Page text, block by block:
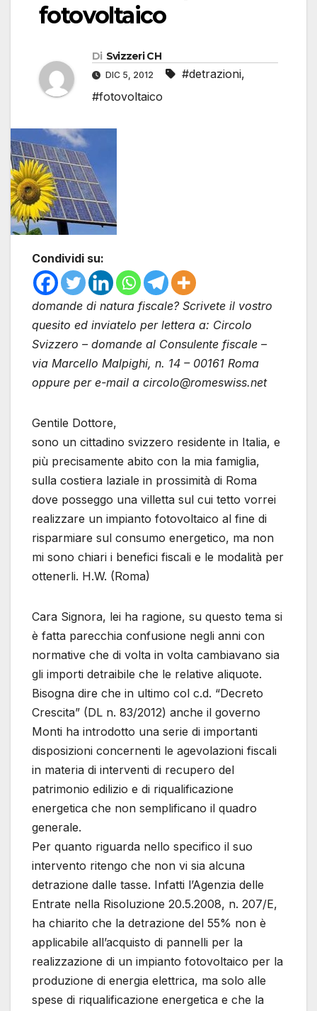
fotovoltaico
Di Svizzeri CH
DIC 5, 2012 #detrazioni,
#fotovoltaico
Condividi su:
domande di natura fiscale? Scrivete il vostro
quesito ed inviatelo per lettera a: Circolo
Svizzero – domande al Consulente fiscale –
via Marcello Malpighi, n. 14 – 00161 Roma
oppure per e-mail a circolo@romeswiss.net
Gentile Dottore,
sono un cittadino svizzero residente in Italia, e
più precisamente abito con la mia famiglia,
sulla costiera laziale in prossimità di Roma
dove posseggo una villetta sul cui tetto vorrei
realizzare un impianto fotovoltaico al fine di
risparmiare sul consumo energetico, ma non
mi sono chiari i benefici fiscali e le modalità per
ottenerli. H.W. (Roma)
Cara Signora, lei ha ragione, su questo tema si
è fatta parecchia confusione negli anni con
normative che di volta in volta cambiavano sia
gli importi detraibile che le relative aliquote.
Bisogna dire che in ultimo col c.d. “Decreto
Crescita” (DL n. 83/2012) anche il governo
Monti ha introdotto una serie di importanti
disposizioni concernenti le agevolazioni fiscali
in materia di interventi di recupero del
patrimonio edilizio e di riqualificazione
energetica che non semplificano il quadro
generale.
Per quanto riguarda nello specifico il suo
intervento ritengo che non vi sia alcuna
detrazione dalle tasse. Infatti l’Agenzia delle
Entrate nella Risoluzione 20.5.2008, n. 207/E,
ha chiarito che la detrazione del 55% non è
applicabile all’acquisto di pannelli per la
realizzazione di un impianto fotovoltaico per la
produzione di energia elettrica, ma solo alle
spese di riqualificazione energetica e che la